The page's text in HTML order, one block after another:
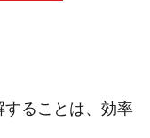
ることは、効率